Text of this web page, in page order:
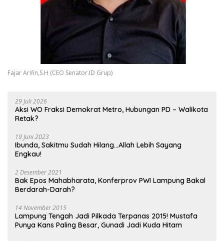
Fajar Arifin,S.H (CEO Senator.ID Grup)
29 Juli 2026
Aksi WO Fraksi Demokrat Metro, Hubungan PD – Walikota
Retak?
19 Juni 2023
Ibunda, Sakitmu Sudah Hilang…Allah Lebih Sayang
Engkau!
2 Desember 2021
Bak Epos Mahabharata, Konferprov PWI Lampung Bakal
Berdarah-Darah?
14 November 2015
Lampung Tengah Jadi Pilkada Terpanas 2015! Mustafa
Punya Kans Paling Besar, Gunadi Jadi Kuda Hitam